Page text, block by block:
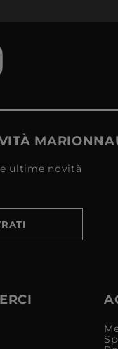
ultime novità